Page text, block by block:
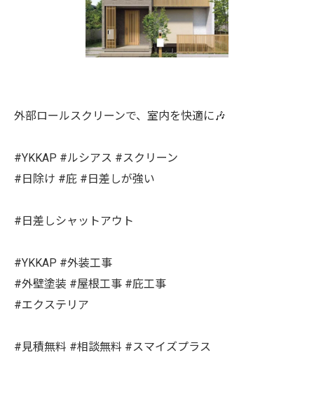
外部ロールスクリーンで、室内を快適に🎶
#YKKAP #ルシアス #スクリーン
#日除け #庇 #日差しが強い
#日差しシャットアウト
#YKKAP #外装工事
#外壁塗装 #屋根工事 #庇工事
#エクステリア
#見積無料 #相談無料 #スマイズプラス